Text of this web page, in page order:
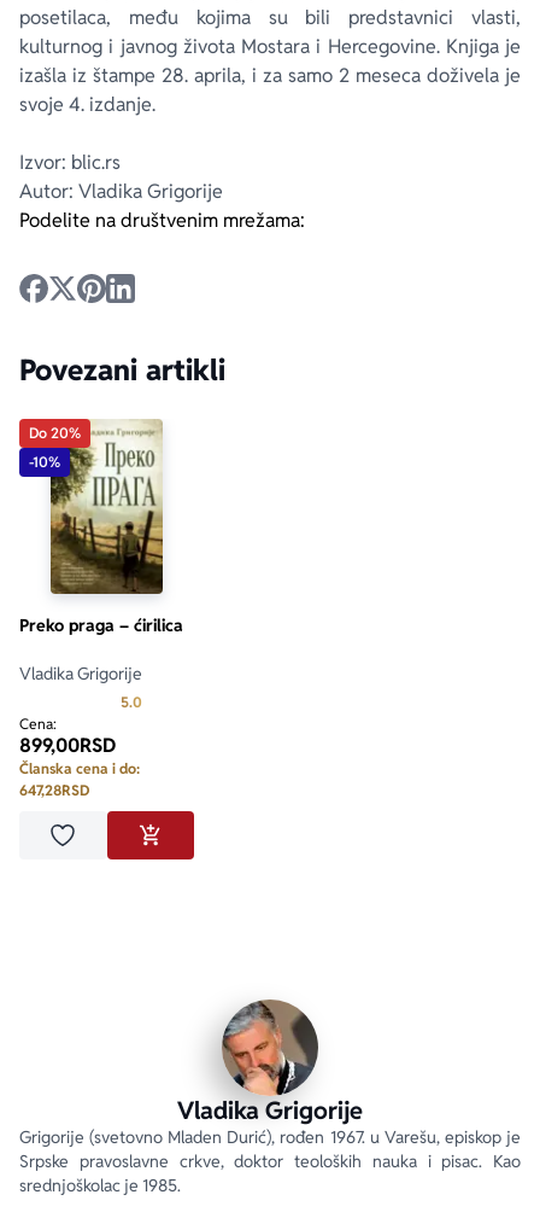
posetilaca, među kojima su bili predstavnici vlasti,
kulturnog i javnog života Mostara i Hercegovine. Knjiga je
izašla iz štampe 28. aprila, i za samo 2 meseca doživela je
svoje 4. izdanje.
Izvor: blic.rs
Autor: Vladika Grigorije
Podelite na društvenim mrežama:
Povezani artikli
Do 20%
-10%
Preko praga – ćirilica
Vladika Grigorije
5.0
Cena:
899,00RSD
Članska cena i do:
647,28RSD
Dodaj u omiljeneDODAJ U KORPU
Vladika Grigorije
Grigorije (svetovno Mladen Durić), rođen 1967. u Varešu, episkop je
Srpske pravoslavne crkve, doktor teoloških nauka i pisac. Kao
srednjoškolac je 1985.